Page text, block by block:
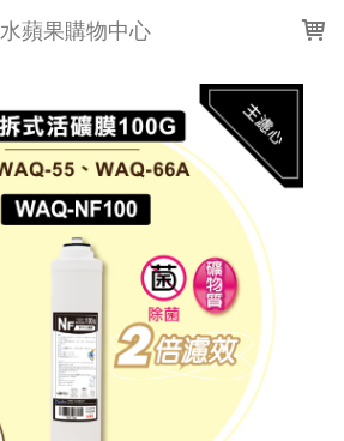
水蘋果購物中心